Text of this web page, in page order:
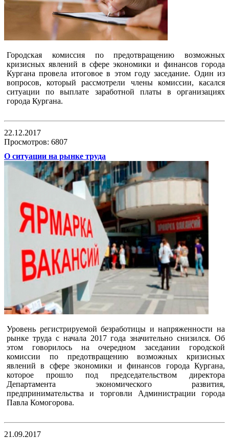
Городская комиссия по предотвращению возможных
кризисных явлений в сфере экономики и финансов города
Кургана провела итоговое в этом году заседание. Один из
вопросов, который рассмотрели члены комиссии, касался
ситуации по выплате заработной платы в организациях
города Кургана.
22.12.2017
Просмотров: 6807
О ситуации на рынке труда
Уровень регистрируемой безработицы и напряженности на
рынке труда с начала 2017 года значительно снизился. Об
этом говорилось на очередном заседании городской
комиссии по предотвращению возможных кризисных
явлений в сфере экономики и финансов города Кургана,
которое прошло под председательством директора
Департамента экономического развития,
предпринимательства и торговли Администрации города
Павла Комогорова.
21.09.2017